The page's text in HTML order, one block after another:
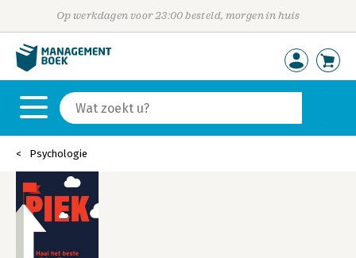
Op werkdagen voor 23:00 besteld, morgen in huis
Psychologie